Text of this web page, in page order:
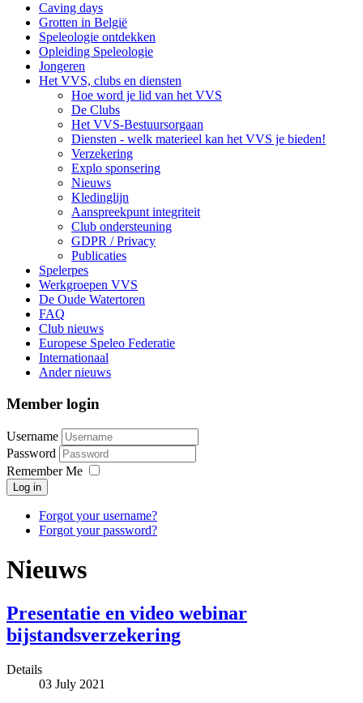
Caving days
Grotten in België
Speleologie ontdekken
Opleiding Speleologie
Jongeren
Het VVS, clubs en diensten
Hoe word je lid van het VVS
De Clubs
Het VVS-Bestuursorgaan
Diensten - welk materieel kan het VVS je bieden!
Verzekering
Explo sponsering
Nieuws
Kledinglijn
Aanspreekpunt integriteit
Club ondersteuning
GDPR / Privacy
Publicaties
Spelerpes
Werkgroepen VVS
De Oude Watertoren
FAQ
Club nieuws
Europese Speleo Federatie
Internationaal
Ander nieuws
Member login
Username
Password
Remember Me
Log in
Forgot your username?
Forgot your password?
Nieuws
Presentatie en video webinar
bijstandsverzekering
Details
03 July 2021